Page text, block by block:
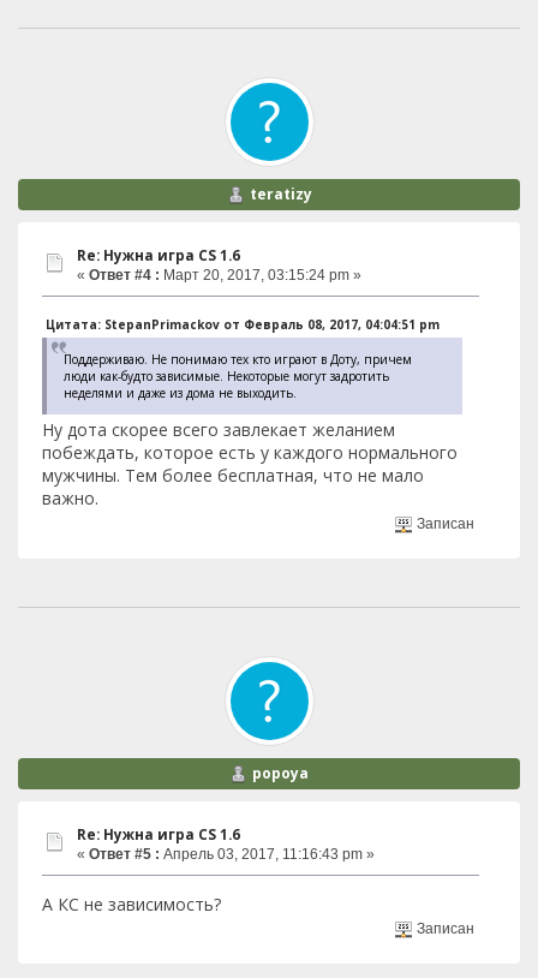
teratizy
Re: Нужна игра СS 1.6
« Ответ #4 : Март 20, 2017, 03:15:24 pm »
Цитата: StepanPrimackov от Февраль 08, 2017, 04:04:51 pm
Поддерживаю. Не понимаю тех кто играют в Доту, причем
люди как-будто зависимые. Некоторые могут задротить
неделями и даже из дома не выходить.
Ну дота скорее всего завлекает желанием
побеждать, которое есть у каждого нормального
мужчины. Тем более бесплатная, что не мало
важно.
Записан
popoya
Re: Нужна игра СS 1.6
« Ответ #5 : Апрель 03, 2017, 11:16:43 pm »
А КС не зависимость?
Записан